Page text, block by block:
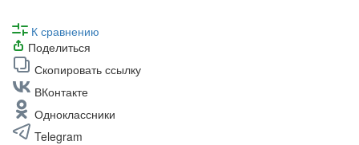
К сравнению
Поделиться
Скопировать ссылку
ВКонтакте
Одноклассники
Telegram